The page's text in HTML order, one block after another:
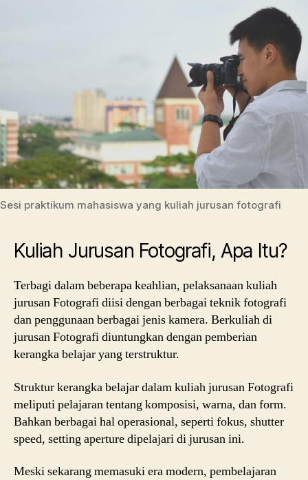
Sesi praktikum mahasiswa yang kuliah jurusan fotografi
Kuliah Jurusan Fotografi, Apa Itu?
Terbagi dalam beberapa keahlian, pelaksanaan kuliah
jurusan Fotografi diisi dengan berbagai teknik fotografi
dan penggunaan berbagai jenis kamera. Berkuliah di
jurusan Fotografi diuntungkan dengan pemberian
kerangka belajar yang terstruktur.
Struktur kerangka belajar dalam kuliah jurusan Fotografi
meliputi pelajaran tentang komposisi, warna, dan form.
Bahkan berbagai hal operasional, seperti fokus, shutter
speed, setting aperture dipelajari di jurusan ini.
Meski sekarang memasuki era modern, pembelajaran